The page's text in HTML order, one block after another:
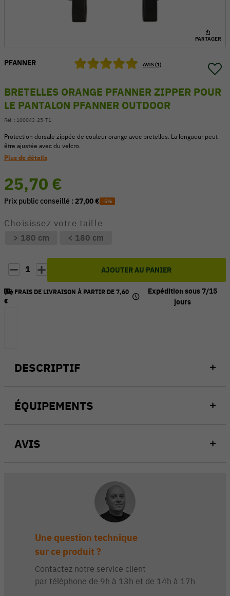
PARTAGER
DESCRIPTIF
ÉQUIPEMENTS
AVIS
PFANNER AVIS (1)
BRETELLES ORANGE PFANNER ZIPPER POUR
LE PANTALON PFANNER OUTDOOR
Réf. : 100043-25-T1
Protection dorsale zippée de couleur orange avec bretelles. La longueur peut
être ajustée avec du velcro.
Plus de détails
25,70 €
Prix public conseillé : 27,00 € -5%
Choisissez votre taille
> 180 cm < 180 cm
1 AJOUTER AU PANIER
FRAIS DE LIVRAISON À PARTIR DE 7,60
€
Expédition sous 7/15
jours
Une question technique
sur ce produit ?
Contactez notre service client
par téléphone de 9h à 13h et de 14h à 17h